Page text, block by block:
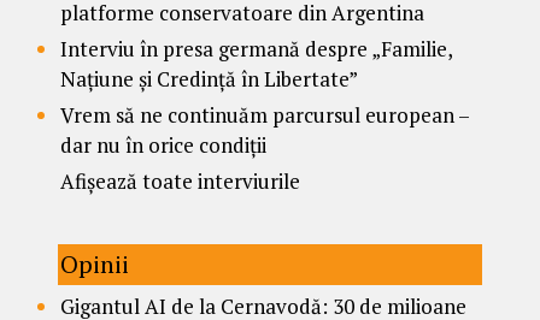
platforme conservatoare din Argentina
Interviu în presa germană despre „Familie,
Națiune și Credință în Libertate”
Vrem să ne continuăm parcursul european –
dar nu în orice condiții
Afișează toate interviurile
Opinii
Gigantul AI de la Cernavodă: 30 de milioane